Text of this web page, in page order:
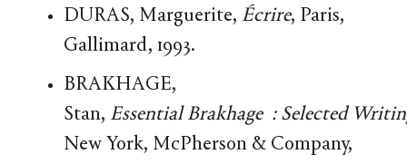
DURAS, Marguerite, Écrire, Paris,
Gallimard, 1993.
BRAKHAGE,
Stan, Essential Brakhage : Selected
New York, McPherson & Company,